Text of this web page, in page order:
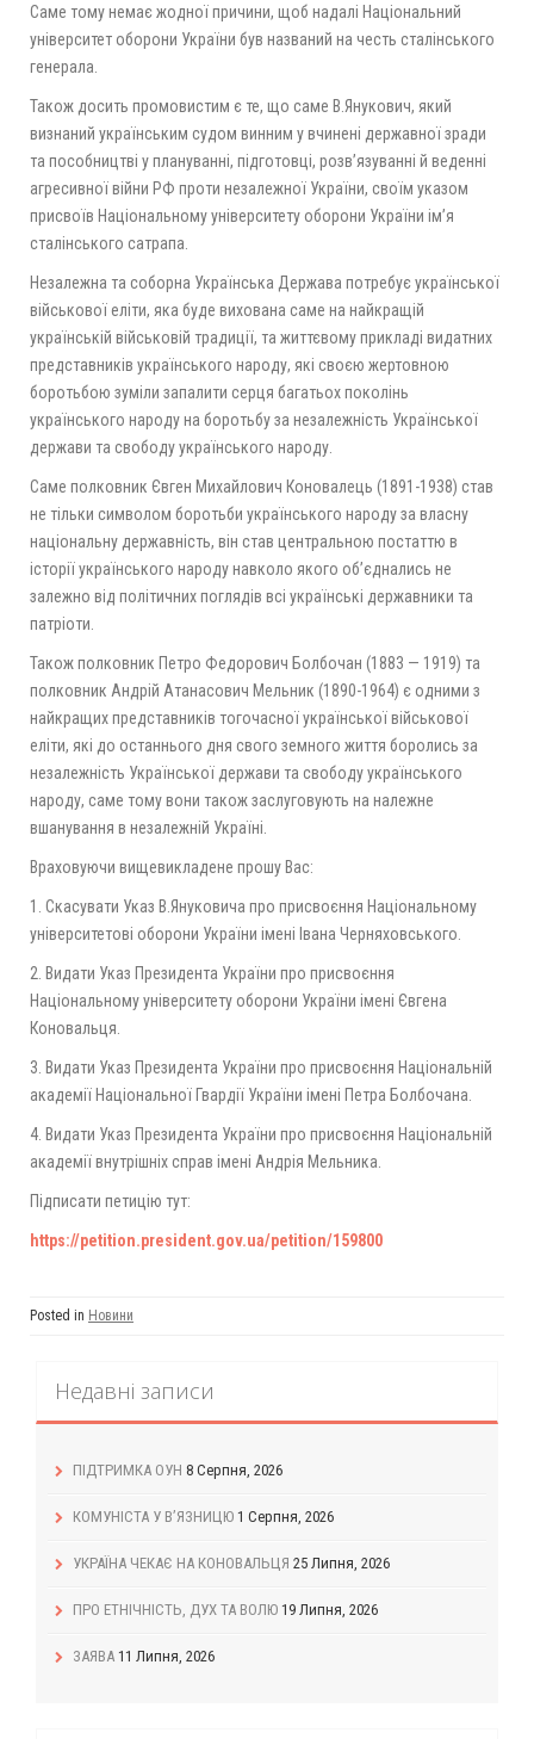
Саме тому немає жодної причини, щоб надалі Національний
університет оборони України був названий на честь сталінського
генерала.
Також досить промовистим є те, що саме В.Янукович, який
визнаний українським судом винним у вчинені державної зради
та пособництві у плануванні, підготовці, розв’язуванні й веденні
агресивної війни РФ проти незалежної України, своїм указом
присвоїв Національному університету оборони України ім’я
сталінського сатрапа.
Незалежна та соборна Українська Держава потребує української
військової еліти, яка буде вихована саме на найкращій
українській військовій традиції, та життєвому прикладі видатних
представників українського народу, які своєю жертовною
боротьбою зуміли запалити серця багатьох поколінь
українського народу на боротьбу за незалежність Української
держави та свободу українського народу.
Саме полковник Євген Михайлович Коновалець (1891-1938) став
не тільки символом боротьби українського народу за власну
національну державність, він став центральною постаттю в
історії українського народу навколо якого об’єднались не
залежно від політичних поглядів всі українські державники та
патріоти.
Також полковник Петро Федорович Болбочан (1883 — 1919) та
полковник Андрій Атанасович Мельник (1890-1964) є одними з
найкращих представників тогочасної української військової
еліти, які до останнього дня свого земного життя боролись за
незалежність Української держави та свободу українського
народу, саме тому вони також заслуговують на належне
вшанування в незалежній Україні.
Враховуючи вищевикладене прошу Вас:
1. Скасувати Указ В.Януковича про присвоєння Національному
університетові оборони України імені Івана Черняховського.
2. Видати Указ Президента України про присвоєння
Національному університету оборони України імені Євгена
Коновальця.
3. Видати Указ Президента України про присвоєння Національній
академії Національної Гвардії України імені Петра Болбочана.
4. Видати Указ Президента України про присвоєння Національній
академії внутрішніх справ імені Андрія Мельника.
Підписати петицію тут:
https://petition.president.gov.ua/petition/159800
Posted in Новини
Недавні записи
ПІДТРИМКА ОУН 8 Серпня, 2026
КОМУНІСТА У В’ЯЗНИЦЮ 1 Серпня, 2026
УКРАЇНА ЧЕКАЄ НА КОНОВАЛЬЦЯ 25 Липня, 2026
ПРО ЕТНІЧНІСТЬ, ДУХ ТА ВОЛЮ 19 Липня, 2026
ЗАЯВА 11 Липня, 2026